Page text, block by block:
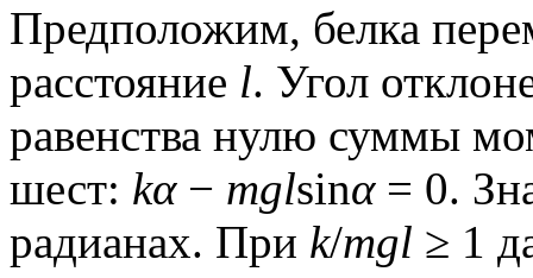
Предположим, белка
расстояние l. Угол
равенства нулю суммы
шест: kα− mglsinα= 0.
радианах. При k/mgl ≥ 1